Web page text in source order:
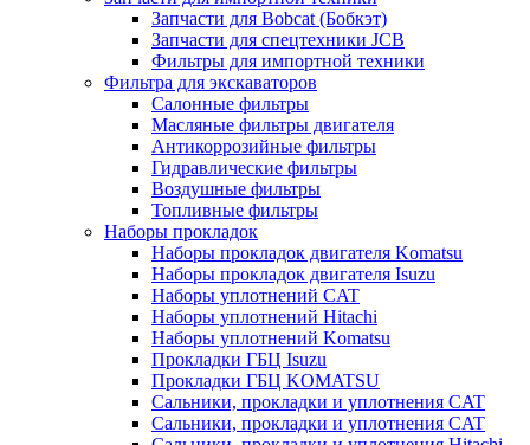
Запчасти для Bobcat (Бобкэт)
Запчасти для спецтехники JCB
Фильтры для импортной техники
Фильтра для экскаваторов
Салонные фильтры
Масляные фильтры двигателя
Антикоррозийные фильтры
Гидравлические фильтры
Воздушные фильтры
Топливные фильтры
Наборы прокладок
Наборы прокладок двигателя Komatsu
Наборы прокладок двигателя Isuzu
Наборы уплотнений CAT
Наборы уплотнений Hitachi
Наборы уплотнений Komatsu
Прокладки ГБЦ Isuzu
Прокладки ГБЦ KOMATSU
Сальники, прокладки и уплотнения CAT
Сальники, прокладки и уплотнения CAT